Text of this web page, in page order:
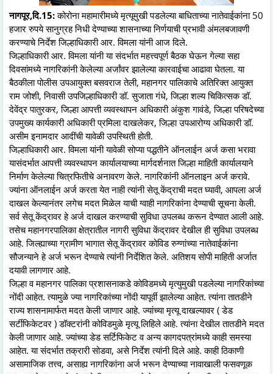
नागपूर,दि.15:कोरोना महामारीमध्ये मृत्यूमुखी पडलेल्या बाधिताच्या नातेवाईकांना 50
हजार रुपये सानुग्रह निधी देण्याच्या शासनाच्या निर्णयाची प्रभावी अंमलबजावणी
करण्याचे निर्देश जिल्हाधिकारी आर. विमला यांनी आज दिले.
जिल्हाधिकारी आर. विमला यांनी या संदर्भात महत्त्वपूर्ण बैठक घेऊन गेल्या सहा
दिवसांमध्ये नागरिकांनी केलेल्या अर्जांवर झालेल्या कारवाईचा आढावा घेतला. या
बैठकीला पोलीस उपआयुक्त बसवराज तेली, महानगर पालिकाचे अतिरिक्त आयुक्त
राम जोशी, निवासी उपजिल्हाधिकारी डॉ. सुजाता गंधे, जिल्हा शल्य चिकित्सक डॉ.
देवेंद्र पातुरकर, जिल्हा आपत्ती व्यवस्थापन अधिकारी अंकुश गावंडे, जिल्हा परिषदेच्या
उपमुख्य कार्यकारी अधिकारी प्रमिला दाखलेकर, जिल्हा उपआरोग्य अधिकारी डॉ.
असीम इनामदार आदींची यावेळी उपस्थिती होती.
जिल्हाधिकारी आर. विमला यांनी यावेळी सोप्या पद्धतीने ऑनलाईन अर्ज कसा भरावा
यासंदर्भात आपत्ती व्यवस्थापन कार्यालयाच्या मार्गदर्शनात जिल्हा माहिती कार्यालयाने
निर्माण केलेल्या चित्रफितीचे अनावरण केले. नागरिकांनी ऑनलाइन अर्ज करावे.
ज्यांना ऑनलाईन अर्ज करता येत नाही त्यांनी सेतू केंद्राची मदत घ्यावी, आपला अर्ज
दाखल केल्यानंतर लगेच मदत मिळेल याची ग्वाही नागरिकांना देण्याची सूचना केली.
सर्व सेतू केंद्रावर हे अर्ज दाखल करण्याची सुविधा उपलब्ध करून देण्यात आली आहे.
तसेच महानगरपालिका क्षेत्रातील नागरी सुविधा केंद्रावर देखील ही सुविधा उपलब्ध
आहे. जिल्ह्याच्या ग्रामीण भागात सेतू केंद्रावर कोविड रुग्णांच्या नातेवाईकांना
सौजन्याने हे अर्ज भरून देण्याचे त्यांनी निर्देशित केले. अतिशय सोपी माहिती अर्जात
दयावी लागणार आहे.
जिल्हा व महानगर पालिका प्रशासनाकडे कोविडमध्ये मृत्युमुखी पडलेल्या नागरिकांच्या
नोंदी आहेत. त्यामुळे ज्या नागरिकांच्या नोंदी यापूर्वी झालेल्या आहेत. त्यांना तातडीने
राज्य शासनामार्फत मदत केली जाणार आहे. ज्यांच्या मृत्यू दाखल्यावर ( डेड
सर्टीफिकेटवर ) डॉक्टरांनी कोविडमुळे मृत्यू लिहिले आहे. त्यांना देखील तातडीने मदत
केली जाणार आहे. ज्यांच्या डेड सर्टिफिकेट व अन्य कागदपत्रांमध्ये काही समस्या
आहेत. या संदर्भात तक्रारी सोडवा, असे निर्देश त्यांनी दिले आहे. काही ठिकाणी
असामाजिक तत्त्व, असाह्य नागरिकांना अर्ज भरून देण्याच्या नावाखाली फसवणूक